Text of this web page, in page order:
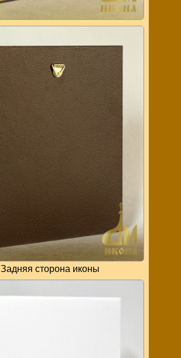
Задняя сторона иконы